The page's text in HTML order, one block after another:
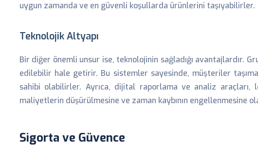
uygun zamanda ve en güvenli koşullarda ürünlerini taşıyabilirler.
Teknolojik Altyapı
Bir diğer önemli unsur ise, teknolojinin sağladığı avantajlardır.
edilebilir hale getirir. Bu sistemler sayesinde, müşteriler
sahibi olabilirler. Ayrıca, dijital raporlama ve analiz araçları,
maliyetlerin düşürülmesine ve zaman kaybının engellenmesine
Sigorta ve Güvence